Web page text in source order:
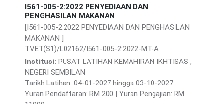
I561-005-2:2022 PENYEDIAAN DAN
PENGHASILAN MAKANAN
[I561-005-2:2022 PENYEDIAAN DAN PENGHASILAN
MAKANAN ]
TVET(S1)/L02162/I561-005-2:2022-MT-A
Institusi: PUSAT LATIHAN KEMAHIRAN IKHTISAS ,
NEGERI SEMBILAN
Tarikh Latihan: 04-01-2027 hingga 03-10-2027
Yuran Pendaftaran: RM 200 | Yuran Pengajian: RM